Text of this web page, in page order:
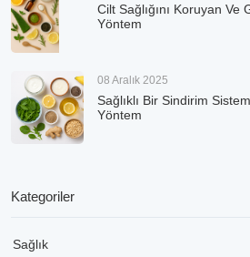
Cilt Sağlığını Koruyan
Yöntem
08 Aralık 2025
Sağlıklı Bir Sindirim
Yöntem
Kategoriler
Sağlık